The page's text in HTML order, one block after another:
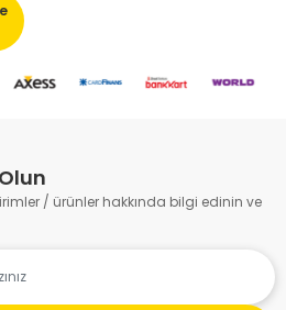
/ ürünler hakkında bilgi edinin ve